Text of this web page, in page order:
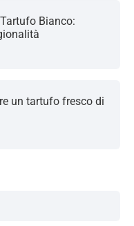
Bianco:
un tartufo fresco di